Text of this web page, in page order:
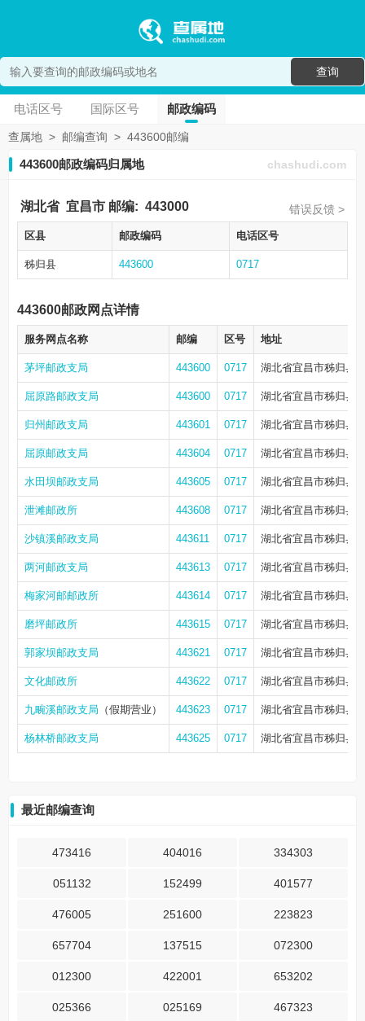
查询
电话区号 国际区号 邮政编码
查属地 > 邮编查询 > 443600邮编
443600邮政编码归属地 chashudi.com
湖北省 宜昌市 邮编: 443000 错误反馈 >
区县 邮政编码 电话区号
秭归县 443600 0717
443600邮政网点详情
服务网点名称 邮编 区号 地址
茅坪邮政支局 443600 0717 湖北省宜昌市秭归县
屈原路邮政支局 443600 0717 湖北省宜昌市秭归县
归州邮政支局 443601 0717 湖北省宜昌市秭归县
屈原邮政支局 443604 0717 湖北省宜昌市秭归县
水田坝邮政支局 443605 0717 湖北省宜昌市秭归县
泄滩邮政所 443608 0717 湖北省宜昌市秭归县
沙镇溪邮政支局 443611 0717 湖北省宜昌市秭归县
两河邮政支局 443613 0717 湖北省宜昌市秭归县
梅家河邮邮政所 443614 0717 湖北省宜昌市秭归县
磨坪邮政所 443615 0717 湖北省宜昌市秭归县
郭家坝邮政支局 443621 0717 湖北省宜昌市秭归县
文化邮政所 443622 0717 湖北省宜昌市秭归县
九畹溪邮政支局 （假期营业） 443623 0717 湖北省宜昌市秭归县
杨林桥邮政支局 443625 0717 湖北省宜昌市秭归县
最近邮编查询
473416 404016 334303
051132 152499 401577
476005 251600 223823
657704 137515 072300
012300 422001 653202
025366 025169 467323